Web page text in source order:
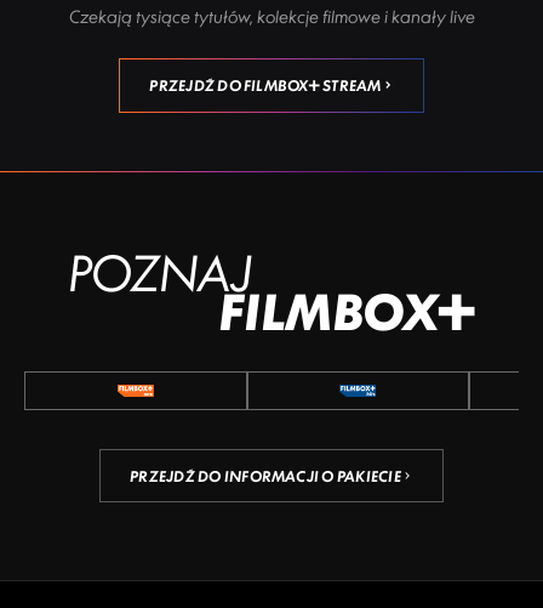
Czekają tysiące tytułów, kolekcje filmowe i kanały live
PRZEJDŹ DO FILMBOX+ STREAM
POZNAJ
FILMBOX+
PRZEJDŹ DO INFORMACJI O PAKIECIE